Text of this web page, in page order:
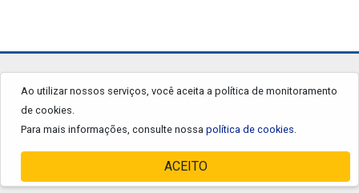
Ao utilizar nossos serviços, você aceita a política de monitoramento
de cookies.
Para mais informações, consulte nossa política de cookies.
ACEITO
jornalgrandourados.com.br